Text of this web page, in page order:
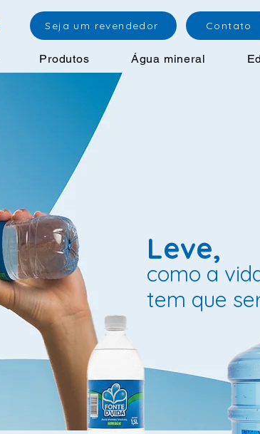
Seja um revendedor Contato
Produtos Água mineral
Leve,
como a
tem que